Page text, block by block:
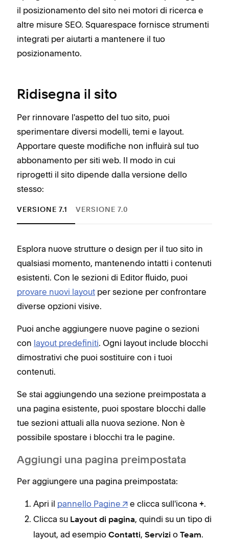
il posizionamento del sito nei motori di ricerca e
altre misure SEO. Squarespace fornisce strumenti
integrati per aiutarti a mantenere il tuo
posizionamento.
Ridisegna il sito
Per rinnovare l'aspetto del tuo sito, puoi
sperimentare diversi modelli, temi e layout.
Apportare queste modifiche non influirà sul tuo
abbonamento per siti web. Il modo in cui
riprogetti il sito dipende dalla versione dello
stesso:
VERSIONE 7.1 VERSIONE 7.0
Esplora nuove strutture o design per il tuo sito in
qualsiasi momento, mantenendo intatti i contenuti
esistenti. Con le sezioni di Editor fluido, puoi
provare nuovi layout per sezione per confrontare
diverse opzioni visive.
Puoi anche aggiungere nuove pagine o sezioni
con layout predefiniti. Ogni layout include blocchi
dimostrativi che puoi sostituire con i tuoi
contenuti.
Se stai aggiungendo una sezione preimpostata a
una pagina esistente, puoi spostare blocchi dalle
tue sezioni attuali alla nuova sezione. Non è
possibile spostare i blocchi tra le pagine.
Aggiungi una pagina preimpostata
Per aggiungere una pagina preimpostata:
Apri il pannello Pagine e clicca sull'icona +.
Clicca su Layout di pagina, quindi su un tipo di
layout, ad esempio Contatti, Servizi o Team.